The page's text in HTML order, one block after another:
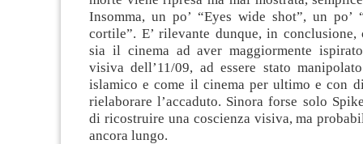
Insomma, un po’ “Eyes wide shot”, un po’
cortile”. E’ rilevante dunque, in
sia il cinema ad aver maggiormente
visiva dell’11/09, ad essere stato
islamico e come il cinema per ultimo e con
rielaborare l’accaduto. Sinora forse solo
di ricostruire una coscienza visiva, ma
ancora lungo.